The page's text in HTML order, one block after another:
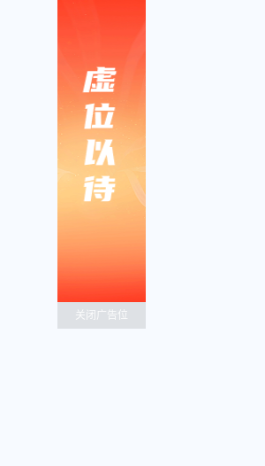
关闭广告位